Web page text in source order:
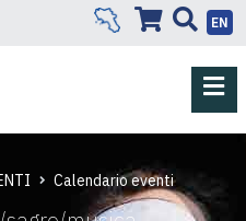
EN
Calendario eventi